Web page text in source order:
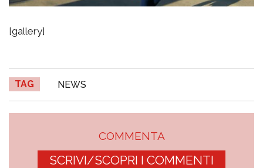
[gallery]
TAG NEWS
COMMENTA
SCRIVI/SCOPRI I COMMENTI